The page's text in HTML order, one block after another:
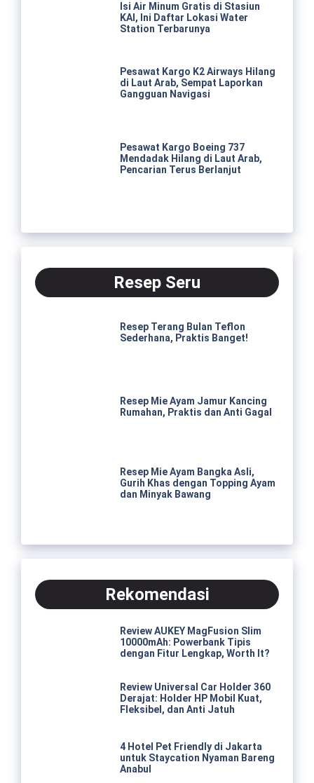
Isi Air Minum Gratis di Stasiun
KAI, Ini Daftar Lokasi Water
Station Terbarunya
Pesawat Kargo K2 Airways Hilang
di Laut Arab, Sempat Laporkan
Gangguan Navigasi
Pesawat Kargo Boeing 737
Mendadak Hilang di Laut Arab,
Pencarian Terus Berlanjut
Resep Seru
Resep Terang Bulan Teflon
Sederhana, Praktis Banget!
Resep Mie Ayam Jamur Kancing
Rumahan, Praktis dan Anti Gagal
Resep Mie Ayam Bangka Asli,
Gurih Khas dengan Topping Ayam
dan Minyak Bawang
Rekomendasi
Review AUKEY MagFusion Slim
10000mAh: Powerbank Tipis
dengan Fitur Lengkap, Worth It?
Review Universal Car Holder 360
Derajat: Holder HP Mobil Kuat,
Fleksibel, dan Anti Jatuh
4 Hotel Pet Friendly di Jakarta
untuk Staycation Nyaman Bareng
Anabul